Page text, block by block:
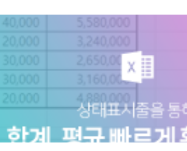
는 방법을 알...